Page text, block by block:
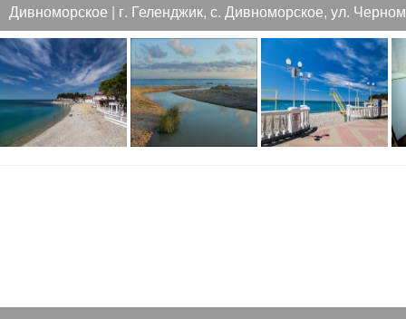
Дивноморское | г. Геленджик, с. Дивноморское, ул.